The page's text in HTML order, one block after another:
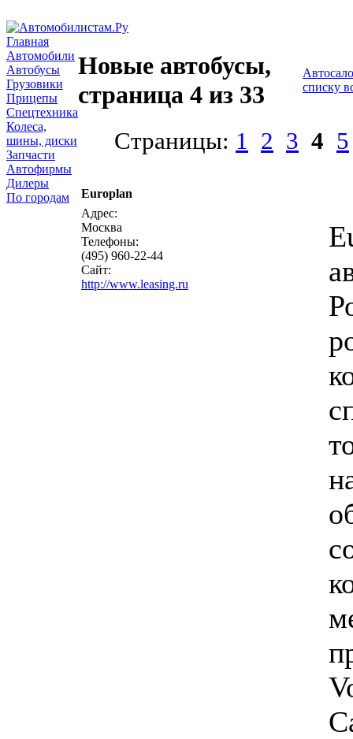
Главная
Автомобили
Автобусы
Грузовики
Прицепы
Спецтехника
Колеса,
шины, диски
Запчасти
Автофирмы
Дилеры
По городам
Новые автобусы,
страница 4 из 33
списку
Страницы: 1 2 3 4 5
Europlan
Адрес:
Москва
Телефоны:
(495) 960-22-44
Сайт:
http://www.leasing.ru